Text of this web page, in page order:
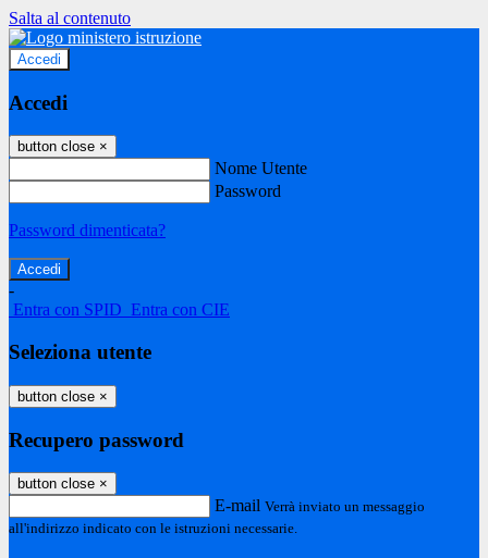
Salta al contenuto
Accedi
Accedi
button close ×
Nome Utente
Password
Password dimenticata?
-
Entra con SPID Entra con CIE
Seleziona utente
button close ×
Recupero password
button close ×
E-mail Verrà inviato un messaggio
all'indirizzo indicato con le istruzioni necessarie.